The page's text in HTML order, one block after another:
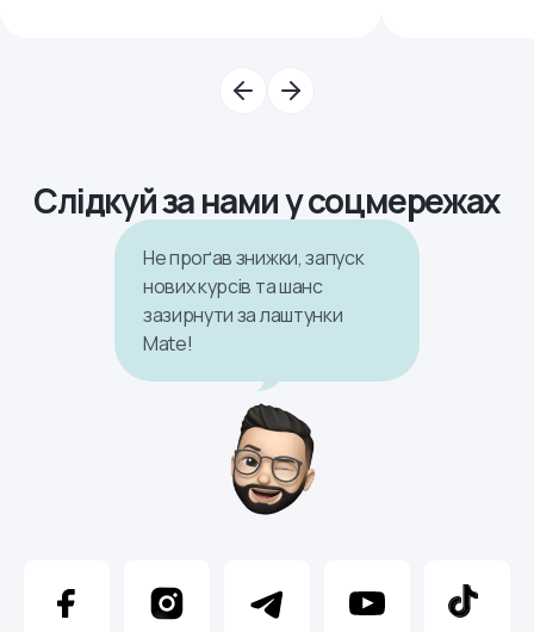
Слідкуй за нами у соцмережах
Не проґав знижки, запуск
нових курсів та шанс
зазирнути за лаштунки
Mate!